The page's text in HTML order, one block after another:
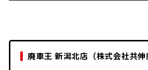
廃車王 新潟北店（株式会社共伸